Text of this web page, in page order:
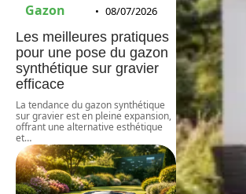
Gazon 08/07/2026
Les meilleures pratiques
pour une pose du gazon
synthétique sur gravier
efficace
La tendance du gazon synthétique
sur gravier est en pleine expansion,
offrant une alternative esthétique
et…